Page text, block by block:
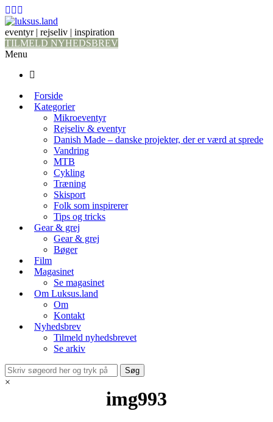
eventyr | rejseliv | inspiration
TILMELD NYHEDSBREV
Menu
Forside
Kategorier
Mikroeventyr
Rejseliv & eventyr
Danish Made – danske projekter, der er værd at sprede
Vandring
MTB
Cykling
Træning
Skisport
Folk som inspirerer
Tips og tricks
Gear & grej
Gear & grej
Bøger
Film
Magasinet
Se magasinet
Om Luksus.land
Om
Kontakt
Nyhedsbrev
Tilmeld nyhedsbrevet
Se arkiv
×
img993